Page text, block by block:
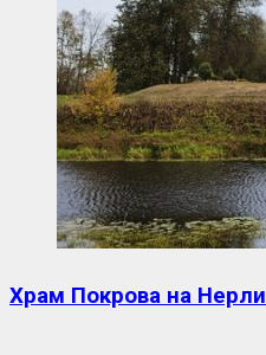
Храм Покрова на Нерли